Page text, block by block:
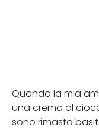
Quando la mia
una crema al
sono rimasta